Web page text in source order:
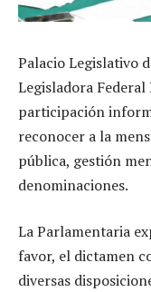
Palacio Legislativo
Legisladora
participación
reconocer a la
pública, gestión
denominaciones.
La Parlamentaria
favor, el dictamen
diversas